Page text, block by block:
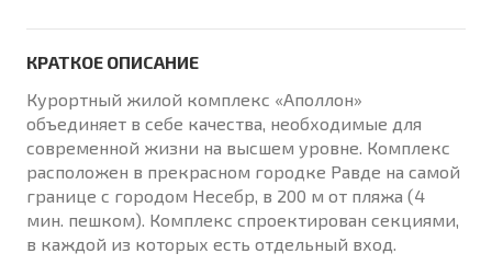
КРАТКОЕ ОПИСАНИЕ
Курортный жилой комплекс «Аполлон»
объединяет в себе качества, необходимые для
современной жизни на высшем уровне. Комплекс
расположен в прекрасном городке Равде на самой
границе с городом Несебр, в 200 м от пляжа (4
мин. пешком). Комплекс спроектирован секциями,
в каждой из которых есть отдельный вход.